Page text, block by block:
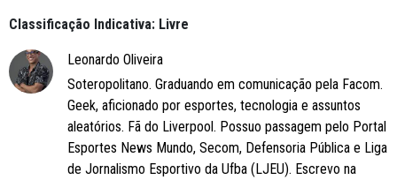
Classificação Indicativa: Livre
Leonardo Oliveira
Soteropolitano. Graduando em comunicação pela Facom.
Geek, aficionado por esportes, tecnologia e assuntos
aleatórios. Fã do Liverpool. Possuo passagem pelo Portal
Esportes News Mundo, Secom, Defensoria Pública e Liga
de Jornalismo Esportivo da Ufba (LJEU). Escrevo na